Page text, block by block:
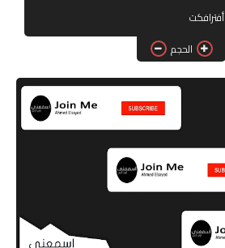
جرافيك
موبايل
كورسات
مقالات
القسم الديني
أفترافكت
الحجم